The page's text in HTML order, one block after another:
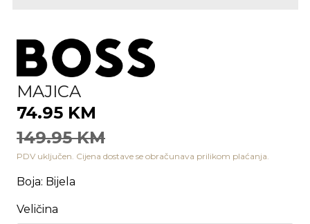
MAJICA
74.95 KM
149.95 KM
PDV uključen. Cijena dostave se obračunava prilikom plaćanja.
Boja: Bijela
Veličina